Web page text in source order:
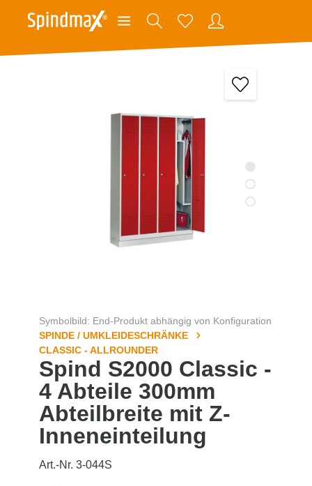
Symbolbild: End-Produkt abhängig von Konfiguration
SPINDE / UMKLEIDESCHRÄNKE
CLASSIC - ALLROUNDER
Spind S2000 Classic -
4 Abteile 300mm
Abteilbreite mit Z-
Inneneinteilung
Art.-Nr. 3-044S